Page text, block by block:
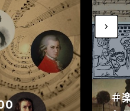
＃